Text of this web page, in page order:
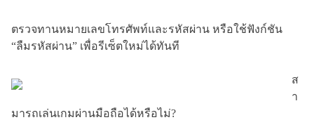
ตรวจทานหมายเลขโทรศัพท์และรหัสผ่าน หรือใช้ฟังก์ชัน
“ลืมรหัสผ่าน” เพื่อรีเซ็ตใหม่ได้ทันที
ส
า
มารถเล่นเกมผ่านมือถือได้หรือไม่?